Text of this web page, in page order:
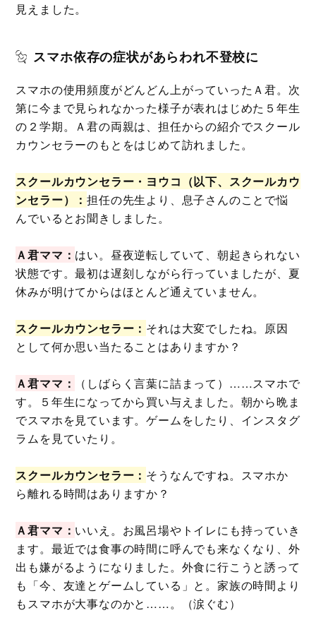
見えました。
スマホ依存の症状があらわれ不登校に
スマホの使用頻度がどんどん上がっていったＡ君。次
第に今まで見られなかった様子が表れはじめた５年生
の２学期。Ａ君の両親は、担任からの紹介でスクール
カウンセラーのもとをはじめて訪れました。
スクールカウンセラー・ヨウコ（以下、スクールカウ
ンセラー）：担任の先生より、息子さんのことで悩
んでいるとお聞きしました。
Ａ君ママ： はい。昼夜逆転していて、朝起きられない
状態です。最初は遅刻しながら行っていましたが、夏
休みが明けてからはほとんど通えていません。
スクールカウンセラー： それは大変でしたね。原因
として何か思い当たることはありますか？
Ａ君ママ：
（しばらく言葉に詰まって）……スマホで
す。５年生になってから買い与えました。朝から晩ま
でスマホを見ています。ゲームをしたり、インスタグ
ラムを見ていたり。
スクールカウンセラー： そうなんですね。スマホか
ら離れる時間はありますか？
Ａ君ママ： いいえ。お風呂場やトイレにも持っていき
ます。最近では食事の時間に呼んでも来なくなり、外
出も嫌がるようになりました。外食に行こうと誘って
も「今、友達とゲームしている」と。家族の時間より
もスマホが大事なのかと……。（涙ぐむ）